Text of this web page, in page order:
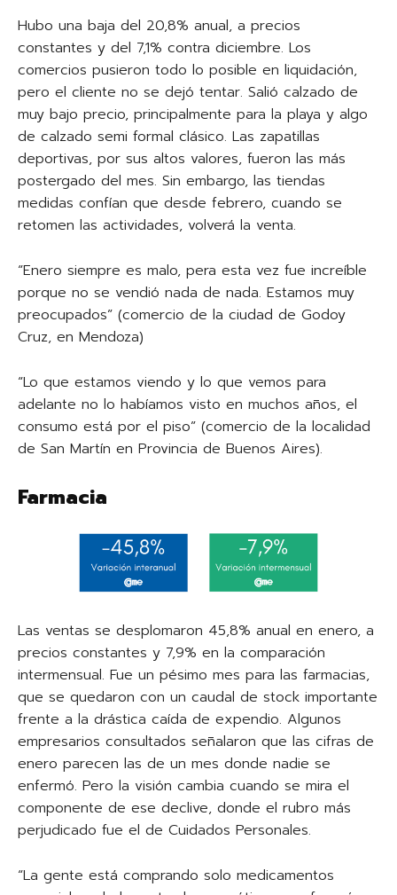
Hubo una baja del 20,8% anual, a precios
constantes y del 7,1% contra diciembre. Los
comercios pusieron todo lo posible en liquidación,
pero el cliente no se dejó tentar. Salió calzado de
muy bajo precio, principalmente para la playa y algo
de calzado semi formal clásico. Las zapatillas
deportivas, por sus altos valores, fueron las más
postergado del mes. Sin embargo, las tiendas
medidas confían que desde febrero, cuando se
retomen las actividades, volverá la venta.
“Enero siempre es malo, pera esta vez fue increíble
porque no se vendió nada de nada. Estamos muy
preocupados” (comercio de la ciudad de Godoy
Cruz, en Mendoza)
“Lo que estamos viendo y lo que vemos para
adelante no lo habíamos visto en muchos años, el
consumo está por el piso” (comercio de la localidad
de San Martín en Provincia de Buenos Aires).
Farmacia
Las ventas se desplomaron 45,8% anual en enero, a
precios constantes y 7,9% en la comparación
intermensual. Fue un pésimo mes para las farmacias,
que se quedaron con un caudal de stock importante
frente a la drástica caída de expendio. Algunos
empresarios consultados señalaron que las cifras de
enero parecen las de un mes donde nadie se
enfermó. Pero la visión cambia cuando se mira el
componente de ese declive, donde el rubro más
perjudicado fue el de Cuidados Personales.
“La gente está comprando solo medicamentos